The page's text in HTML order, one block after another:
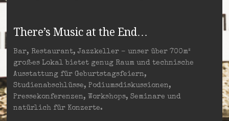
There’s Music at the End…
Bar, Restaurant, Jazzkeller – unser über 700m²
großes Lokal bietet genug Raum und technische
Ausstattung für Geburtstagsfeiern,
Studienabschlüsse, Podiumsdiskussionen,
Pressekonferenzen, Workshops, Seminare und
natürlich für Konzerte.